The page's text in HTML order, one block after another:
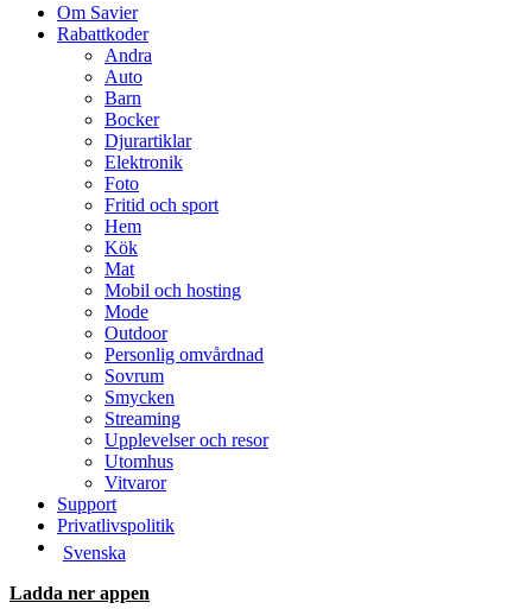
Om Savier
Rabattkoder
Andra
Auto
Barn
Bocker
Djurartiklar
Elektronik
Foto
Fritid och sport
Hem
Kök
Mat
Mobil och hosting
Mode
Outdoor
Personlig omvårdnad
Sovrum
Smycken
Streaming
Upplevelser och resor
Utomhus
Vitvaror
Support
Privatlivspolitik
Svenska
Ladda ner appen